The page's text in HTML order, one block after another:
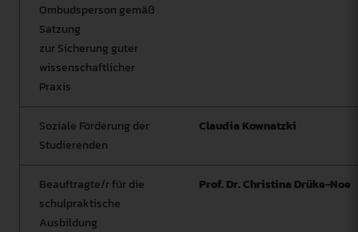
Ombudsperson gemäß
Satzung
zur Sicherung guter
wissenschaftlicher
Praxis
Soziale Förderung der
Studierenden
Claudia Kownatzki
Beauftragte/r für die
schulpraktische
Ausbildung
Prof. Dr. Christina Drüke-Noe